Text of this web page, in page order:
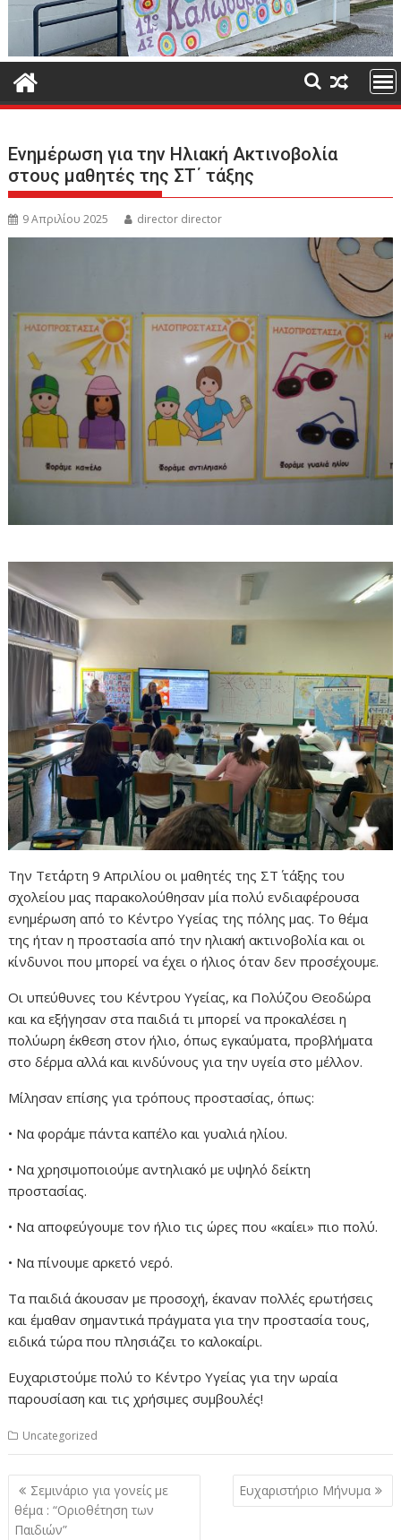
Ενημέρωση για την Ηλιακή Ακτινοβολία
στους μαθητές της ΣΤ΄ τάξης
9 Απριλίου 2025 director director
Την Τετ΄άρτη 9 Απριλίου οι μαθητές της ΣΤ΄ τάξης του
σχολείου μας παρακολούθησαν μία πολύ ενδιαφέρουσα
ενημέρωση από το Κέντρο Υγείας της πόλης μας. Το θέμα
της ήταν η προστασία από την ηλιακή ακτινοβολία και οι
κίνδυνοι που μπορεί να έχει ο ήλιος όταν δεν προσέχουμε.
Οι υπεύθυνες του Κέντρου Υγείας, κα Πολύζου Θεοδώρα
και κα εξήγησαν στα παιδιά τι μπορεί να προκαλέσει η
πολύωρη έκθεση στον ήλιο, όπως εγκαύματα, προβλήματα
στο δέρμα αλλά και κινδύνους για την υγεία στο μέλλον.
Μίλησαν επίσης για τρόπους προστασίας, όπως:
• Να φοράμε πάντα καπέλο και γυαλιά ηλίου.
• Να χρησιμοποιούμε αντηλιακό με υψηλό δείκτη
προστασίας.
• Να αποφεύγουμε τον ήλιο τις ώρες που «καίει» πιο πολύ.
• Να πίνουμε αρκετό νερό.
Τα παιδιά άκουσαν με προσοχή, έκαναν πολλές ερωτήσεις
και έμαθαν σημαντικά πράγματα για την προστασία τους,
ειδικά τώρα που πλησιάζει το καλοκαίρι.
Ευχαριστούμε πολύ το Κέντρο Υγείας για την ωραία
παρουσίαση και τις χρήσιμες συμβουλές!
Uncategorized
Πλοήγηση
άρθρων
Σεμινάριο για γονείς με
θέμα : “Οριοθέτηση των
Παιδιών”
Ευχαριστήριο Μήνυμα